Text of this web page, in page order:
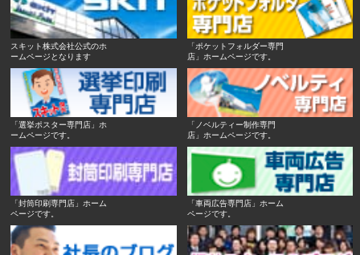
スキット株式会社公式のホ
ームページとなります
「ポケットフォルダー専門
店」ホームページです。
「選挙ポスター専門店」ホ
ームページです。
「ノベルティー制作専門
店」ホームページです。
「封筒印刷専門店」ホーム
ページです。
「車両広告専門店」ホーム
ページです。